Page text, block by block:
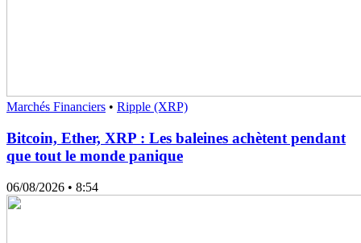
Marchés Financiers • Ripple (XRP)
Bitcoin, Ether, XRP : Les baleines achètent pendant
que tout le monde panique
06/08/2026 • 8:54